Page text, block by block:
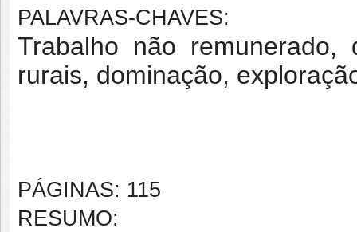
PALAVRAS-CHAVES:
Trabalho não remunerado,
rurais, dominação,
PÁGINAS: 115
RESUMO: